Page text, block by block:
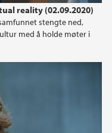
reality (02.09.2020)
stengte ned,
med å holde møter i